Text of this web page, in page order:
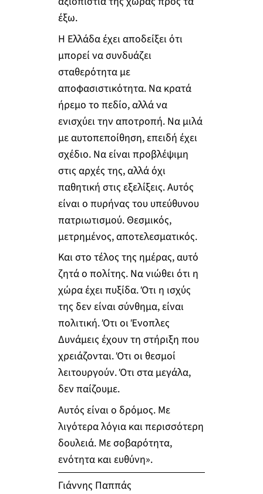
έξω.
Η Ελλάδα έχει αποδείξει ότι
μπορεί να συνδυάζει
σταθερότητα με
αποφασιστικότητα. Να κρατά
ήρεμο το πεδίο, αλλά να
ενισχύει την αποτροπή. Να μιλά
με αυτοπεποίθηση, επειδή έχει
σχέδιο. Να είναι προβλέψιμη
στις αρχές της, αλλά όχι
παθητική στις εξελίξεις. Αυτός
είναι ο πυρήνας του υπεύθυνου
πατριωτισμού. Θεσμικός,
μετρημένος, αποτελεσματικός.
Και στο τέλος της ημέρας, αυτό
ζητά ο πολίτης. Να νιώθει ότι η
χώρα έχει πυξίδα. Ότι η ισχύς
της δεν είναι σύνθημα, είναι
πολιτική. Ότι οι Ένοπλες
Δυνάμεις έχουν τη στήριξη που
χρειάζονται. Ότι οι θεσμοί
λειτουργούν. Ότι στα μεγάλα,
δεν παίζουμε.
Αυτός είναι ο δρόμος. Με
λιγότερα λόγια και περισσότερη
δουλειά. Με σοβαρότητα,
ενότητα και ευθύνη».
Γιάννης Παππάς